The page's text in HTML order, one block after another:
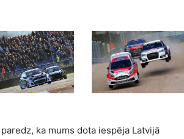
ka mums dota iespēja Latvijā